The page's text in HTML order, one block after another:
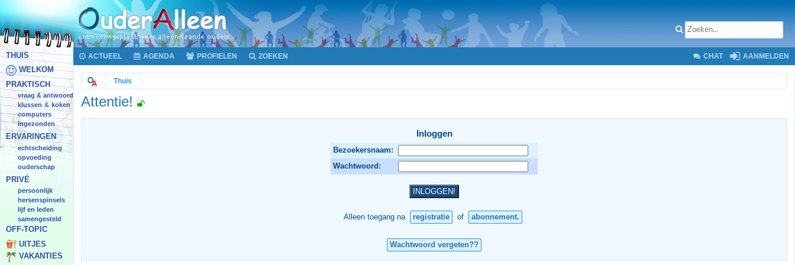
THUIS
WELKOM
PRAKTISCH
vraag & antwoord
klussen & koken
computers
ingezonden
ERVARINGEN
echtscheiding
opvoeding
ouderschap
PRIVÉ
persoonlijk
hersenspinsels
lijf en leden
samengesteld
OFF-TOPIC
UITJES
VAKANTIES
ACTUEEL AGENDA PROFIELEN ZOEKEN CHAT AANMELDEN
Thuis
Attentie!
Inloggen
Bezoekersnaam:
Wachtwoord:
Alleen toegang na registratie of abonnement.
Wachtwoord vergeten??